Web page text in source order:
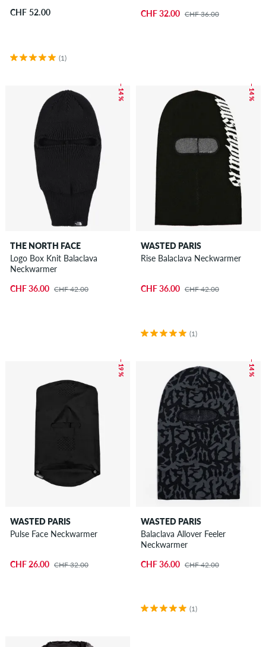
CHF 52.00
(1)
CHF 32.00 CHF 36.00
– 14 %
THE NORTH FACE
Logo Box Knit Balaclava
Neckwarmer
CHF 36.00 CHF 42.00
– 14 %
WASTED PARIS
Rise Balaclava Neckwarmer
CHF 36.00 CHF 42.00
(1)
– 19 %
WASTED PARIS
Pulse Face Neckwarmer
CHF 26.00 CHF 32.00
– 14 %
WASTED PARIS
Balaclava Allover Feeler
Neckwarmer
CHF 36.00 CHF 42.00
(1)